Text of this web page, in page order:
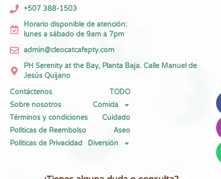
+507 388-1503
Horario disponible de atención:
lunes a sábado de 9am a 7pm
admin@cleocatcafepty.com
PH Serenity at the Bay, Planta Baja. Calle Manuel de
Jesús Quijano
Contáctenos
Sobre nosotros
Términos y condiciones
Políticas de Reembolso
Políticas de Privacidad
TODO
Comida
Cuidado
Aseo
Diversión